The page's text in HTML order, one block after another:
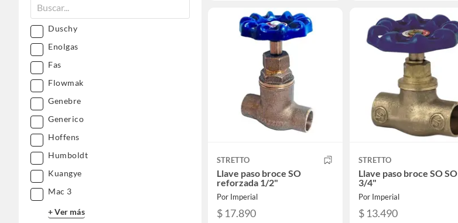
Duschy
Enolgas
Fas
Flowmak
Genebre
Generico
Hoffens
Humboldt
Kuangye
Mac 3
+ Ver más
STRETTO
Llave paso broce SO
reforzada 1/2"
Por Imperial
$ 17.890
STRETTO
Llave paso broce SO SO
3/4"
Por Imperial
$ 13.490